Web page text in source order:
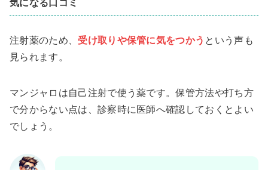
気になる口コミ
注射薬のため、 受け取りや保管に気をつかう という声も
見られます。
マンジャロは自己注射で使う薬です。保管方法や打ち方
で分からない点は、診察時に医師へ確認しておくとよい
でしょう。